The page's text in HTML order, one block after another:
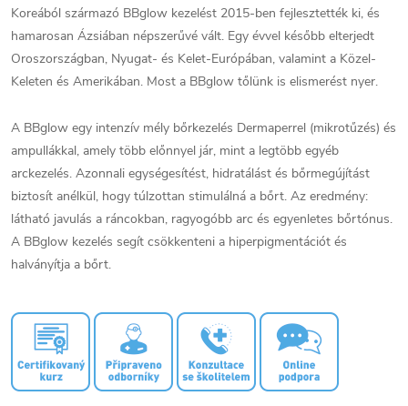
Koreából származó BBglow kezelést 2015-ben fejlesztették ki, és
hamarosan Ázsiában népszerűvé vált. Egy évvel később elterjedt
Oroszországban, Nyugat- és Kelet-Európában, valamint a Közel-
Keleten és Amerikában. Most a BBglow tőlünk is elismerést nyer.
A BBglow egy intenzív mély bőrkezelés Dermaperrel (mikrotűzés) és
ampullákkal, amely több előnnyel jár, mint a legtöbb egyéb
arckezelés. Azonnali egységesítést, hidratálást és bőrmegújítást
biztosít anélkül, hogy túlzottan stimulálná a bőrt. Az eredmény:
látható javulás a ráncokban, ragyogóbb arc és egyenletes bőrtónus.
A BBglow kezelés segít csökkenteni a hiperpigmentációt és
halványítja a bőrt.